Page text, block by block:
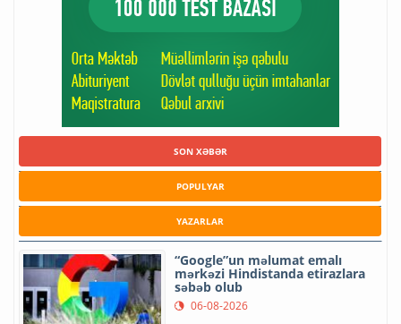
SON XƏBƏR
POPULYAR
YAZARLAR
“Google”un məlumat emalı
mərkəzi Hindistanda etirazlara
səbəb olub
06-08-2026